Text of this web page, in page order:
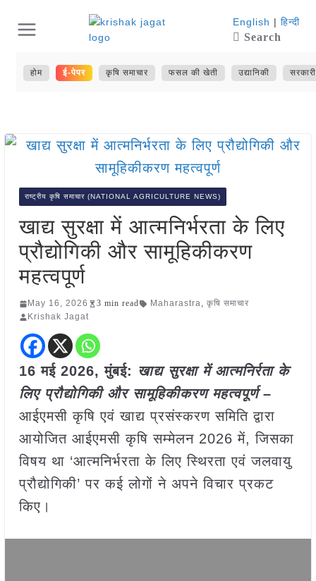
content
English | हिन्दी
Search
होम ई-पेपर कृषि समाचार फसल की खेती उद्यानिकी
राष्ट्रीय कृषि समाचार (NATIONAL AGRICULTURE NEWS)
खाद्य सुरक्षा में आत्मनिर्भरता के लिए
प्रौद्योगिकी और सामूहिकीकरण
महत्वपूर्ण
May 16, 2026 3 min read Maharastra, कृषि समाचार
Krishak Jagat
16 मई 2026,मुंबई: खाद्य सुरक्षा में आत्मनिर्रता के
लिए प्रौद्योगिकी और सामूहिकीकरण महत्वपूर्ण –
आईएमसी कृषि एवं खाद्य प्रसंस्करण समिति द्वारा
आयोजित आईएमसी कृषि सम्मेलन 2026 में, जिसका
विषय था ‘आत्मनिर्भरता के लिए स्थिरता एवं जलवायु
प्रौद्योगिकी’ पर कई लोगों ने अपने विचार प्रकट
किए।